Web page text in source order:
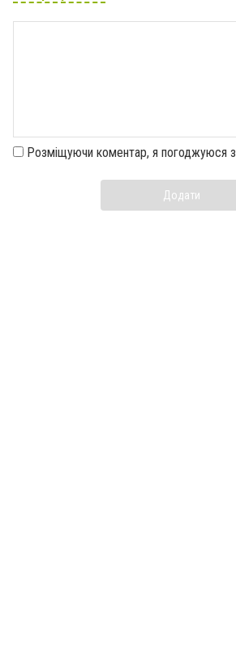
Розміщуючи коментар, я погоджуюся з
Додати